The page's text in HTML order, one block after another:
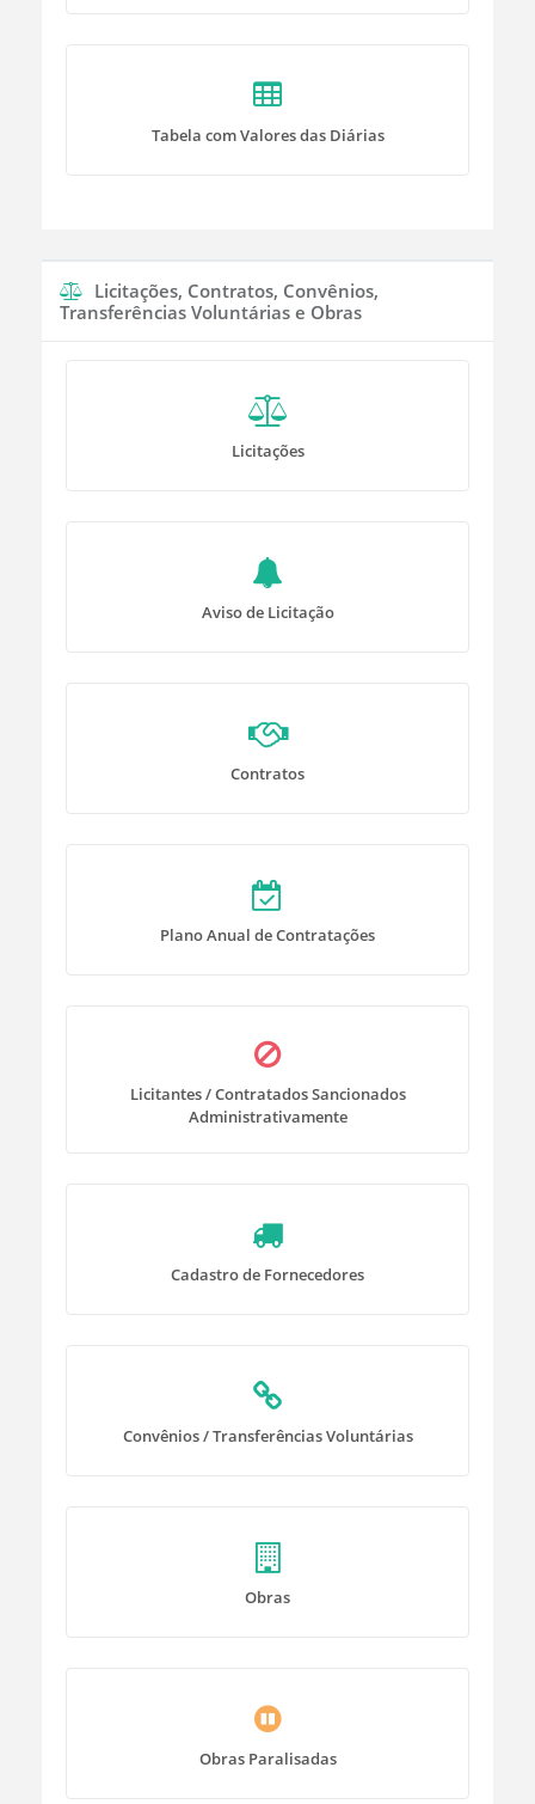
Tabela com Valores das Diárias
Licitações, Contratos, Convênios,
Transferências Voluntárias e Obras
Licitações
Aviso de Licitação
Contratos
Plano Anual de Contratações
Licitantes / Contratados Sancionados
Administrativamente
Cadastro de Fornecedores
Convênios / Transferências Voluntárias
Obras
Obras Paralisadas